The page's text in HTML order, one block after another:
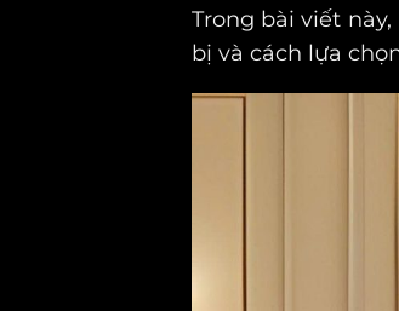
Trong bài viết này,
bị và cách lựa